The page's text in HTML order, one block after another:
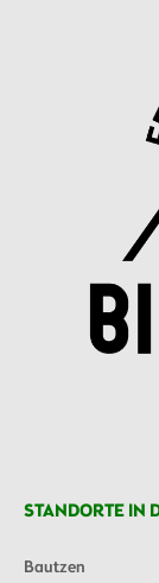
STANDORTE IN
Bautzen